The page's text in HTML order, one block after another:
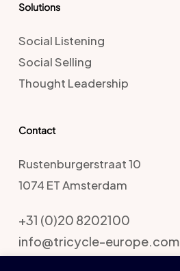
Solutions
Social Listening
Social Selling
Thought Leadership
Contact
Rustenburgerstraat 10
1074 ET Amsterdam
+31 (0)20 8202100
info@tricycle-europe.com